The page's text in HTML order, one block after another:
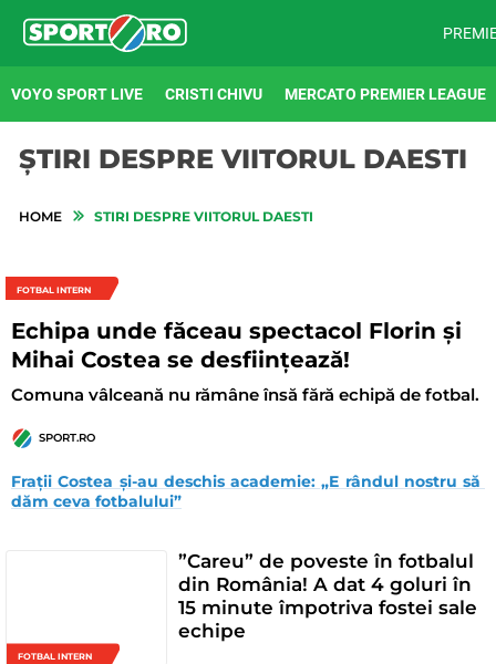
VOYO SPORT LIVE CRISTI CHIVU MERCATO PREMIER LEAGUE
ȘTIRI DESPRE VIITORUL DAESTI
HOME STIRI DESPRE VIITORUL DAESTI
FOTBAL INTERN
Echipa unde făceau spectacol Florin și
Mihai Costea se desființează!
Comuna vâlceană nu rămâne însă fără echipă de fotbal.
SPORT.RO
Frații Costea și-au deschis academie: „E rândul nostru să
dăm ceva fotbalului”
FOTBAL INTERN
”Careu” de poveste în fotbalul
din România! A dat 4 goluri în
15 minute împotriva fostei sale
echipe